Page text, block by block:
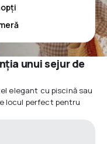
unui sejur de
elegant cu piscină sau
locul perfect pentru